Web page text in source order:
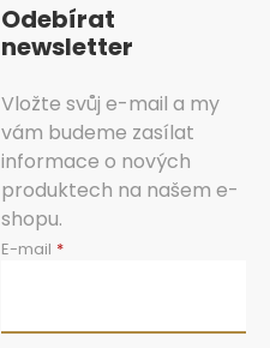
Odebírat
newsletter
Vložte svůj e-mail a my
vám budeme zasílat
informace o nových
produktech na našem e-
shopu.
E-mail